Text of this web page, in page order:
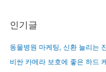
인기글
동물병원 마케팅, 신환 늘리는
비싼 카메라 보호에 좋은 하드